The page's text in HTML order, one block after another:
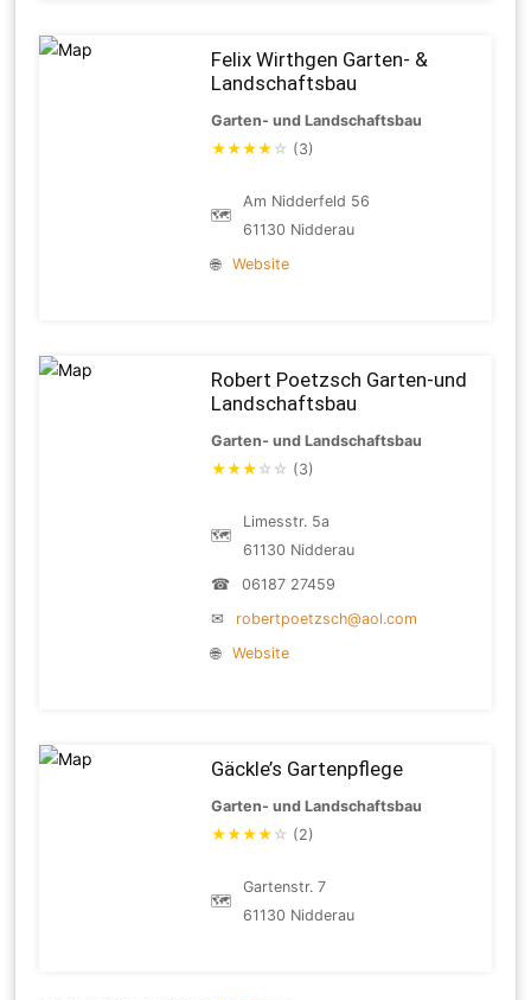
Felix Wirthgen Garten- &
Landschaftsbau
Garten- und Landschaftsbau
★★★★ ☆ (3)
🗺
Am Nidderfeld 56
61130 Nidderau
🌐
Website
Robert Poetzsch Garten-und
Landschaftsbau
Garten- und Landschaftsbau
★★★ ☆ ☆ (3)
🗺
Limesstr. 5a
61130 Nidderau
☎
06187 27459
✉
robertpoetzsch@aol.com
🌐
Website
Gäckle’s Gartenpflege
Garten- und Landschaftsbau
★★★★ ☆ (2)
🗺
Gartenstr. 7
61130 Nidderau